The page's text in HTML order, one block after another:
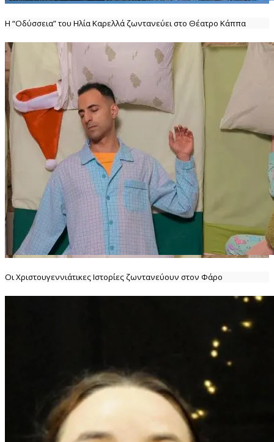
Η “Οδύσσεια” του Ηλία Καρελλά ζωντανεύει στο Θέατρο Κάππα
Οι Χριστουγεννιάτικες Ιστορίες ζωντανεύουν στον Φάρο